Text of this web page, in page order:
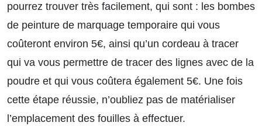
pourrez trouver très facilement, qui sont : les bombes
de peinture de marquage temporaire qui vous
coûteront environ 5€, ainsi qu’un cordeau à tracer
qui va vous permettre de tracer des lignes avec de la
poudre et qui vous coûtera également 5€. Une fois
cette étape réussie, n’oubliez pas de matérialiser
l’emplacement des fouilles à effectuer.